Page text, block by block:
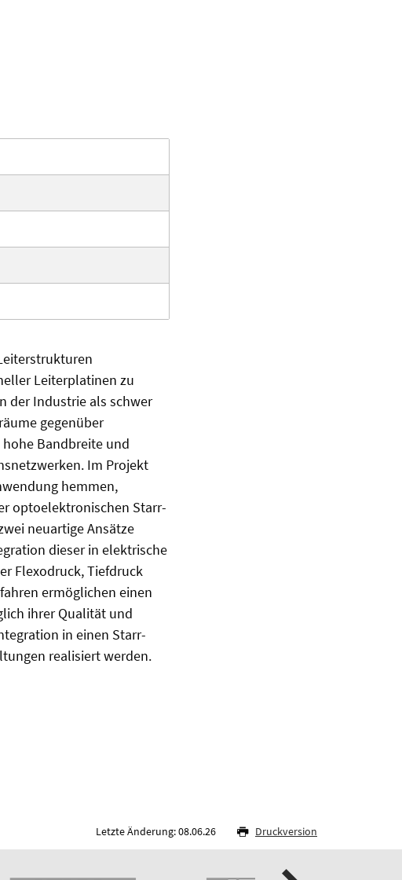
Leiterplatinen zu
der Industrie als schwer
gegenüber
Bandbreite und
Im Projekt
hemmen,
optoelektronischen Starr-
neuartige Ansätze
dieser in elektrische
Flexodruck, Tiefdruck
ermöglichen einen
ihrer Qualität und
in einen Starr-
realisiert werden.
Letzte Änderung: 08.06.26 Druckversion